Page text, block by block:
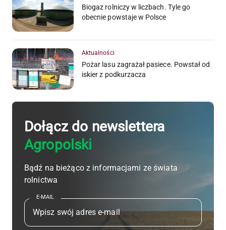
Biogaz rolniczy w liczbach. Tyle go
obecnie powstaje w Polsce
Aktualności
Pożar lasu zagrażał pasiece. Powstał od
iskier z podkurzacza
Dołącz do newslettera
Agropolski
Bądź na bieżąco z informacjami ze świata
rolnictwa
E-MAIL